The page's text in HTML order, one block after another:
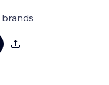
brands